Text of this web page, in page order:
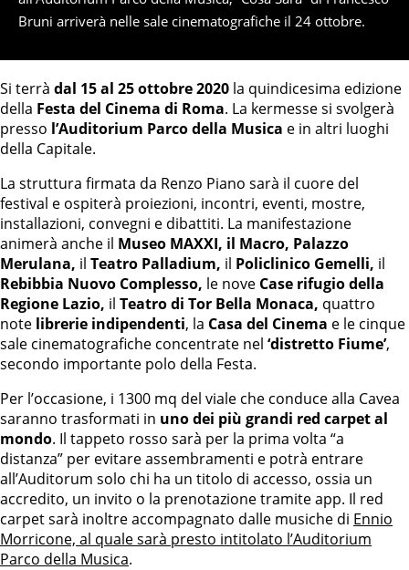
Bruni arriverà nelle sale cinematografiche il 24 ottobre.
Si terrà dal 15 al 25 ottobre 2020 la quindicesima edizione
della Festa del Cinema di Roma. La kermesse si svolgerà
presso l’Auditorium Parco della Musica e in altri luoghi
della Capitale.
La struttura firmata da Renzo Piano sarà il cuore del
festival e ospiterà proiezioni, incontri, eventi, mostre,
installazioni, convegni e dibattiti. La manifestazione
animerà anche il Museo MAXXI, il Macro, Palazzo
Merulana, il Teatro Palladium, il Policlinico Gemelli, il
Rebibbia Nuovo Complesso, le nove Case rifugio della
Regione Lazio, il Teatro di Tor Bella Monaca, quattro
note librerie indipendenti, la Casa del Cinema e le cinque
sale cinematografiche concentrate nel ‘distretto Fiume’,
secondo importante polo della Festa.
Per l’occasione, i 1300 mq del viale che conduce alla Cavea
saranno trasformati in uno dei più grandi red carpet al
mondo. Il tappeto rosso sarà per la prima volta “a
distanza” per evitare assembramenti e potrà entrare
all’Auditorum solo chi ha un titolo di accesso, ossia un
accredito, un invito o la prenotazione tramite app. Il red
carpet sarà inoltre accompagnato dalle musiche di Ennio
Morricone, al quale sarà presto intitolato l’Auditorium
Parco della Musica.